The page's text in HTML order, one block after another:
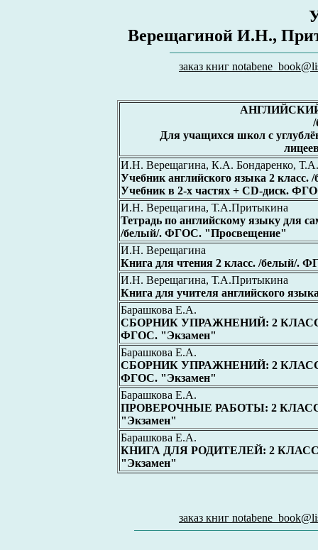
Верещагиной И.Н.,
заказ книг
/
Для учащихся школ с
И.Н. Верещагина, К.А. Бондаренко,
Учебник английского языка 2 класс.
Учебник в 2-х частях + CD-диск.
И.Н. Верещагина, Т.А.Притыкина
Тетрадь по английскому языку для
/белый/. ФГОС. "Просвещение"
И.Н. Верещагина
Книга для чтения 2 класс. /белый/.
И.Н. Верещагина, Т.А.Притыкина
Книга для учителя английского
Барашкова Е.А.
СБОРНИК УПРАЖНЕНИЙ: 2 КЛАСС:
ФГОС. "Экзамен"
Барашкова Е.А.
СБОРНИК УПРАЖНЕНИЙ: 2 КЛАСС:
ФГОС. "Экзамен"
Барашкова Е.А.
ПРОВЕРОЧНЫЕ РАБОТЫ: 2 КЛАСС
"Экзамен"
Барашкова Е.А.
КНИГА ДЛЯ РОДИТЕЛЕЙ: 2 КЛАСС.
"Экзамен"
заказ книг